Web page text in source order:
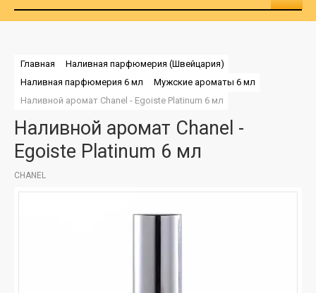
Главная
Наливная парфюмерия (Швейцария)
Наливная парфюмерия 6 мл
Мужские ароматы 6 мл
Наливной аромат Chanel - Egoiste Platinum 6 мл
Наливной аромат Chanel -
Egoiste Platinum 6 мл
CHANEL